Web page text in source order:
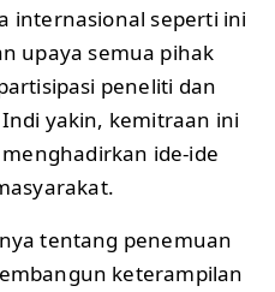
internasional seperti ini
upaya semua pihak
peneliti dan
yakin, kemitraan ini
ide-ide
tentang penemuan
keterampilan